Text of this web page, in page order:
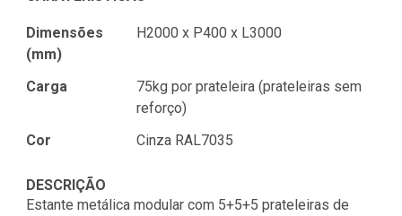
Dimensões
(mm)
H2000 x P400 x L3000
Carga
75kg por prateleira (prateleiras sem
reforço)
Cor
Cinza RAL7035
DESCRIÇÃO
Estante metálica modular com 5+5+5 prateleiras de